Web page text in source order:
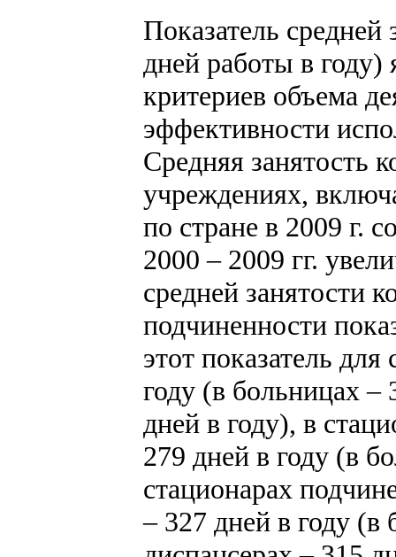
Показатель средней
дней работы в
критериев объема
эффективности
Средняя занятость
учреждениях,
по стране в 2009 г.
2000 – 2009 гг.
средней занятости
подчиненности
этот показатель
году (в больницах –
дней в году), в
279 дней в году (в
стационарах
– 327 дней в году (в